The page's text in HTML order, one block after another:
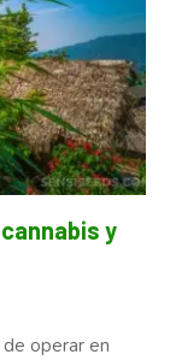
y
operar en